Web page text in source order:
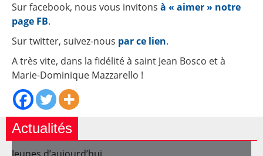
Sur facebook, nous vous invitons à « aimer » notre
page FB.
Sur twitter, suivez-nous par ce lien.
A très vite, dans la fidélité à saint Jean Bosco et à
Marie-Dominique Mazzarello !
Actualités